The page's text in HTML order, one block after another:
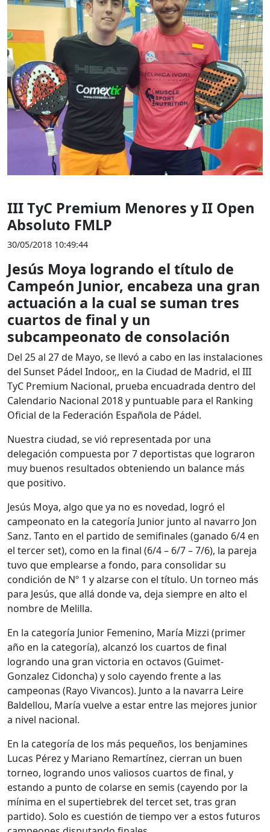
III TyC Premium Menores y II Open
Absoluto FMLP
30/05/2018 10:49:44
Jesús Moya logrando el título de
Campeón Junior, encabeza una gran
actuación a la cual se suman tres
cuartos de final y un
subcampeonato de consolación
Del 25 al 27 de Mayo, se llevó a cabo en las instalaciones
del Sunset Pádel Indoor,, en la Ciudad de Madrid, el III
TyC Premium Nacional, prueba encuadrada dentro del
Calendario Nacional 2018 y puntuable para el Ranking
Oficial de la Federación Española de Pádel.
Nuestra ciudad, se vió representada por una
delegación compuesta por 7 deportistas que lograron
muy buenos resultados obteniendo un balance más
que positivo.
Jesús Moya, algo que ya no es novedad, logró el
campeonato en la categoría Junior junto al navarro Jon
Sanz. Tanto en el partido de semifinales (ganado 6/4 en
el tercer set), como en la final (6/4 – 6/7 – 7/6), la pareja
tuvo que emplearse a fondo, para consolidar su
condición de Nº 1 y alzarse con el título. Un torneo más
para Jesús, que allá donde va, deja siempre en alto el
nombre de Melilla.
En la categoría Junior Femenino, María Mizzi (primer
año en la categoría), alcanzó los cuartos de final
logrando una gran victoria en octavos (Guimet-
Gonzalez Cidoncha) y solo cayendo frente a las
campeonas (Rayo Vivancos). Junto a la navarra Leire
Baldellou, María vuelve a estar entre las mejores junior
a nivel nacional.
En la categoría de los más pequeños, los benjamines
Lucas Pérez y Mariano Remartínez, cierran un buen
torneo, logrando unos valiosos cuartos de final, y
estando a punto de colarse en semis (cayendo por la
mínima en el supertiebrek del tercet set, tras gran
partido). Solo es cuestión de tiempo ver a estos futuros